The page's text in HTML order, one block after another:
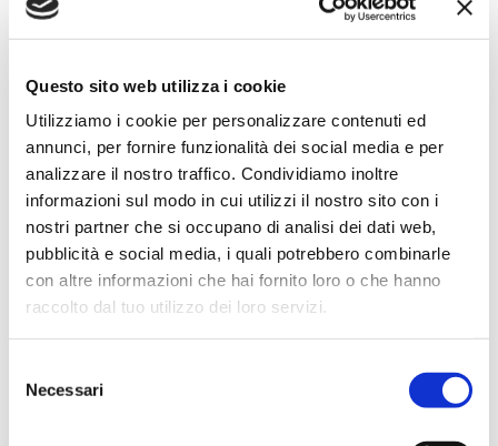
Questo sito web utilizza i cookie
Utilizziamo i cookie per personalizzare contenuti ed
annunci, per fornire funzionalità dei social media e per
analizzare il nostro traffico. Condividiamo inoltre
informazioni sul modo in cui utilizzi il nostro sito con i
nostri partner che si occupano di analisi dei dati web,
pubblicità e social media, i quali potrebbero combinarle
con altre informazioni che hai fornito loro o che hanno
raccolto dal tuo utilizzo dei loro servizi.
delNecessari
compagnie assicurative siano sicuri. Ancora più
rilevazione e contrasto delle attività fraudolente.
Il messaggio che emerge dalla ricerca è che l'innovazione
nei pagamenti viene percepita positivamente solo quando
è accompagnata da adeguati livelli di protezione e
affidabilità.
I rimborsi contano quanto i pagamenti
La qualità dell'esperienza assicurativa non si misura
soltanto nella fase di acquisto o rinnovo della
nell'erogazione di rimborsi e indennizzi rappresenta un
elemento essenziale del rapporto con la compagnia.
Un dato che conferma come il momento del pagamento e
quello del payout siano oggi due facce della stessa
percezione di affidabilità e fiducia nei confronti